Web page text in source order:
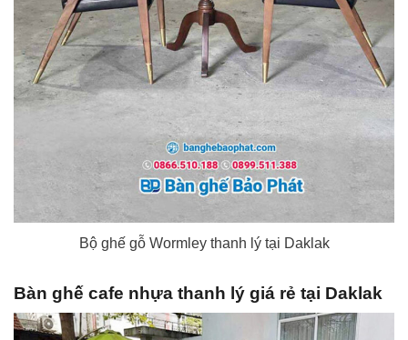
Bộ ghế gỗ Wormley thanh lý tại Daklak
Bàn ghế cafe nhựa thanh lý giá rẻ tại Daklak